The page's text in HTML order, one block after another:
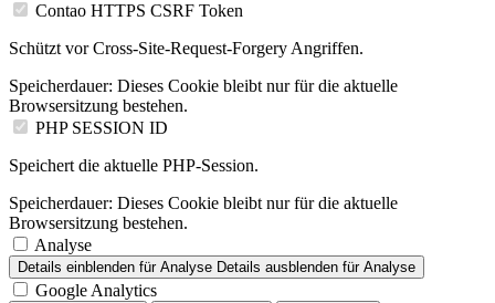
Contao HTTPS CSRF Token
Schützt vor Cross-Site-Request-Forgery Angriffen.
Speicherdauer: Dieses Cookie bleibt nur für die aktuelle
Browsersitzung bestehen.
PHP SESSION ID
Speichert die aktuelle PHP-Session.
Speicherdauer: Dieses Cookie bleibt nur für die aktuelle
Browsersitzung bestehen.
Analyse
Details einblenden für Analyse Details ausblenden für Analyse
Google Analytics